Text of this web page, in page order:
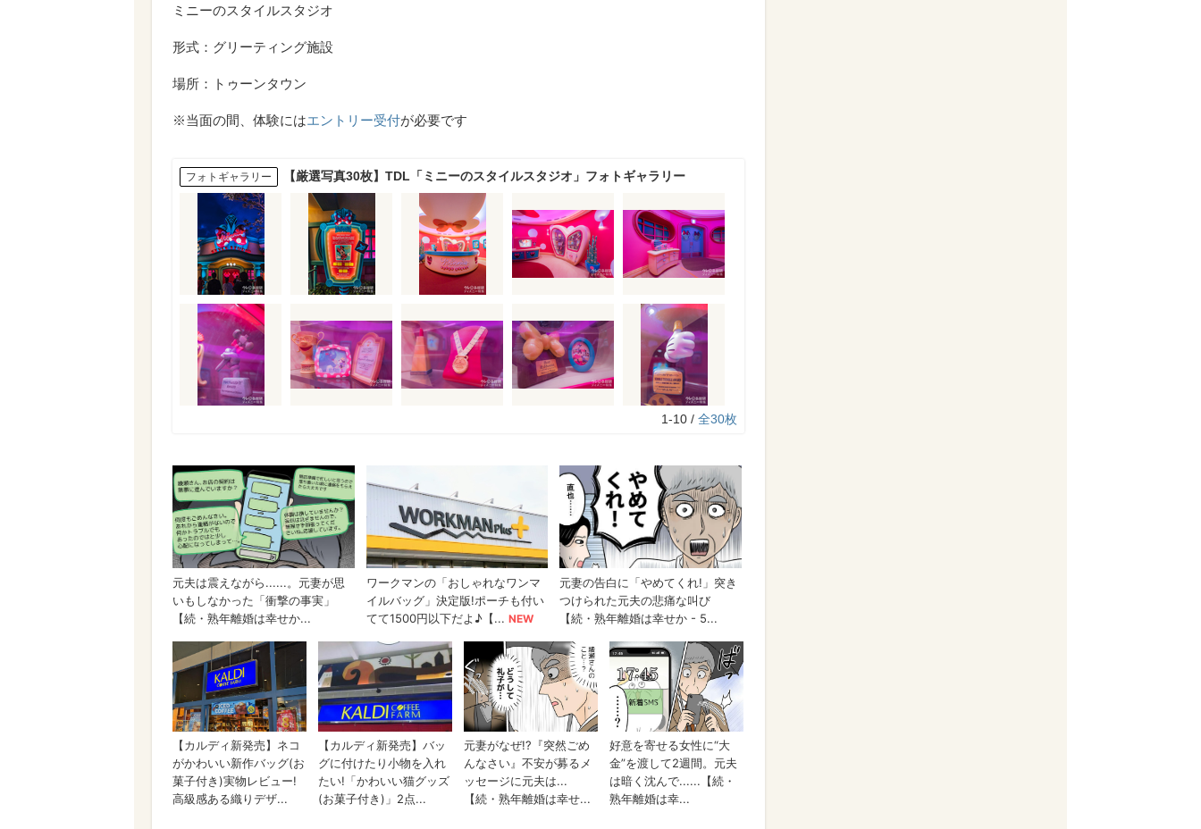
ミニーのスタイルスタジオ
形式：グリーティング施設
場所：トゥーンタウン
※当面の間、体験にはエントリー受付が必要です
フォトギャラリー 【厳選写真30枚】TDL「ミニーのスタイルスタジオ」フォトギャラリー
1-10 / 全30枚